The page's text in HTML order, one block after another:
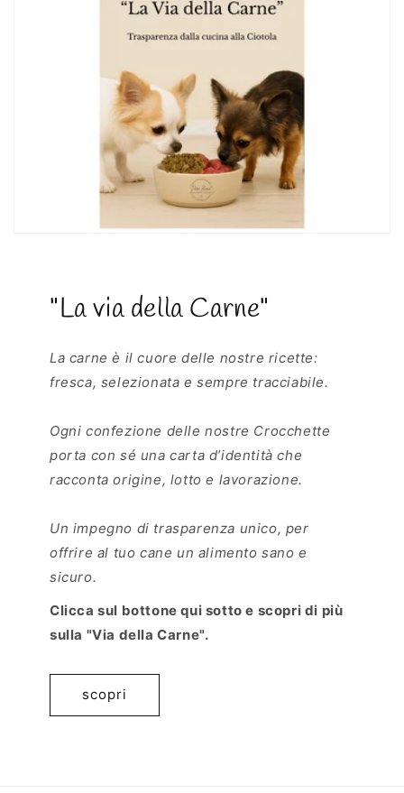
"La via della Carne"
La carne è il cuore delle nostre ricette:
fresca, selezionata e sempre tracciabile.
Ogni confezione delle nostre Crocchette
porta con sé una carta d’identità che
racconta origine, lotto e lavorazione.
Un impegno di trasparenza unico, per
offrire al tuo cane un alimento sano e
sicuro.
Clicca sul bottone qui sotto e scopri di più
sulla "Via della Carne".
scopri